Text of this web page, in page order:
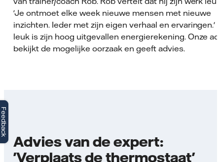
'Je ontmoet elke week nieuwe mensen met nieuwe
inzichten. Ieder met zijn eigen verhaal en ervaringen.'
leuk is zijn hoog uitgevallen energierekening. Onze
bekijkt de mogelijke oorzaak en geeft advies.
Advies van de expert:
'Verplaats de thermostaat'
Feedback